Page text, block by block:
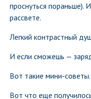
проснуться пораньше).
рассвете.
Легкий контрастный
И если сможешь —
Вот такие мини-
Вот что еще